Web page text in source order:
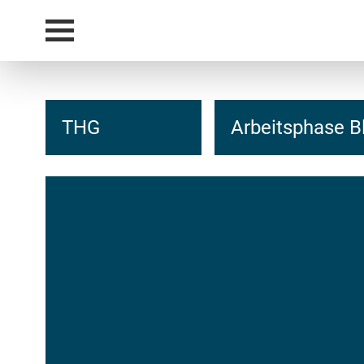
THG Arbeitsphase